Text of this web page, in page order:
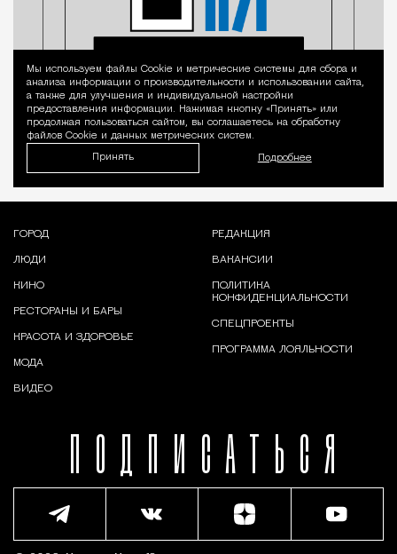
Уведомление
Мы используем файлы Сookie и метрические системы для сбора и
анализа информации о производительности и использовании сайта,
а также для улучшения и индивидуальной настройки
предоставления информации. Нажимая кнопку «Принять» или
продолжая пользоваться сайтом, вы соглашаетесь на обработку
файлов Cookie и данных метрических систем.
Принять Подробнее
ПОДПИСАТЬСЯ
ГОРОД
ЛЮДИ
КИНО
РЕСТОРАНЫ И БАРЫ
КРАСОТА И ЗДОРОВЬЕ
МОДА
ВИДЕО
РЕДАКЦИЯ
ВАКАНСИИ
ПОЛИТИКА
КОНФИДЕНЦИАЛЬНОСТИ
СПЕЦПРОЕКТЫ
ПРОГРАММА ЛОЯЛЬНОСТИ